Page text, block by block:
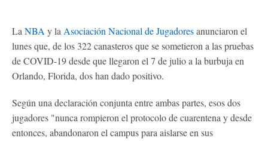
La NBA y la Asociación Nacional de Jugadoresanunciaron el
lunes que, de los 322 canasteros que se sometieron a las pruebas
de COVID-19 desde que llegaron el 7 de julio a la burbuja en
Orlando, Florida, dos han dado positivo.
Según una declaración conjunta entre ambas partes, esos dos
jugadores "nunca rompieron el protocolo de cuarentena y desde
entonces, abandonaron el campus para aislarse en sus